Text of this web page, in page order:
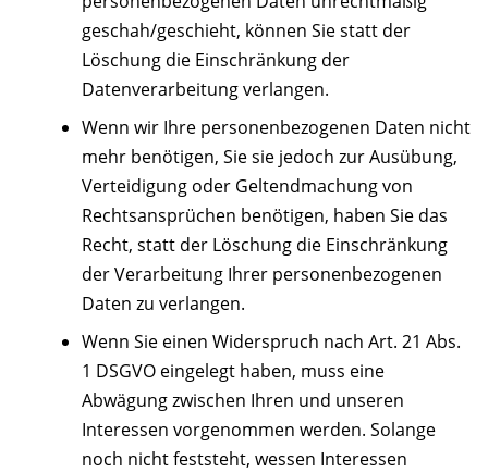
geschah/geschieht, können Sie statt der
Löschung die Einschränkung der
Datenverarbeitung verlangen.
Wenn wir Ihre personenbezogenen Daten nicht
mehr benötigen, Sie sie jedoch zur Ausübung,
Verteidigung oder Geltendmachung von
Rechtsansprüchen benötigen, haben Sie das
Recht, statt der Löschung die Einschränkung
der Verarbeitung Ihrer personenbezogenen
Daten zu verlangen.
Wenn Sie einen Widerspruch nach Art. 21 Abs.
1 DSGVO eingelegt haben, muss eine
Abwägung zwischen Ihren und unseren
Interessen vorgenommen werden. Solange
noch nicht feststeht, wessen Interessen